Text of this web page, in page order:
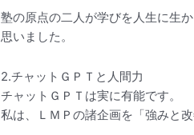
塾の原点の二人が学びを人生に生
思いました。
2.チャットＧＰＴと人間力
チャットＧＰＴは実に有能です。
私は、ＬＭＰの諸企画を「強みと